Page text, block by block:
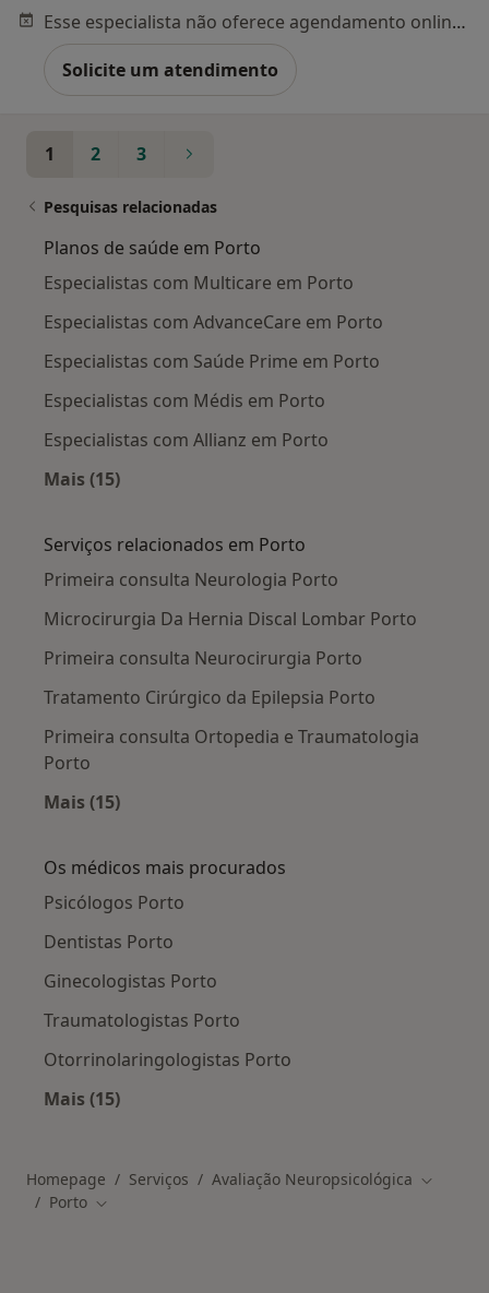
Esse especialista não oferece agendamento online para esse endereço.
Solicite um atendimento
1 2 3
Pesquisas relacionadas
Planos de saúde em Porto
Especialistas com Multicare em Porto
Especialistas com AdvanceCare em Porto
Especialistas com Saúde Prime em Porto
Especialistas com Médis em Porto
Especialistas com Allianz em Porto
Mais (15)
Serviços relacionados em Porto
Primeira consulta Neurologia Porto
Microcirurgia Da Hernia Discal Lombar Porto
Primeira consulta Neurocirurgia Porto
Tratamento Cirúrgico da Epilepsia Porto
Primeira consulta Ortopedia e Traumatologia
Porto
Mais (15)
Os médicos mais procurados
Psicólogos Porto
Dentistas Porto
Ginecologistas Porto
Traumatologistas Porto
Otorrinolaringologistas Porto
Mais (15)
Homepage Serviços Avaliação Neuropsicológica Mudar
Porto Mudar de cidade